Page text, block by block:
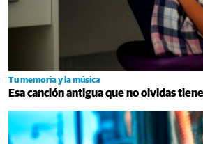
Tu memoria y la música
Esa canción antigua que no olvidas